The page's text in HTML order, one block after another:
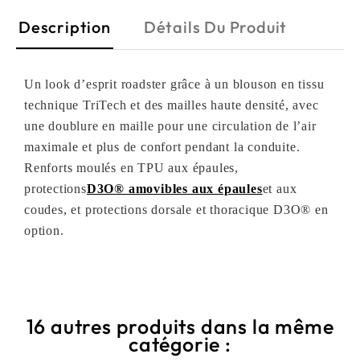
Description Détails Du Produit
Un look d’esprit roadster grâce à un blouson en tissu
technique TriTech et des mailles haute densité, avec
une doublure en maille pour une circulation de l’air
maximale et plus de confort pendant la conduite.
Renforts moulés en TPU aux épaules,
protectionsD3O® amovibles aux épauleset aux
coudes, et protections dorsale et thoracique D3O® en
option.
16 autres produits dans la même
catégorie :